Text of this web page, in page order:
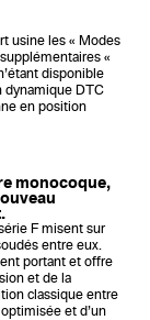
usine les « Modes
«
disponible
dynamique DTC
en position
monocoque,
F misent sur
entre eux.
portant et offre
et de la
classique entre
et d’un